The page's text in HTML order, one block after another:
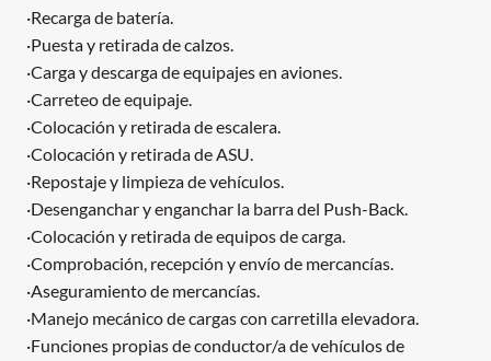
·Recarga de batería.
·Puesta y retirada de calzos.
·Carga y descarga de equipajes en aviones.
·Carreteo de equipaje.
·Colocación y retirada de escalera.
·Colocación y retirada de ASU.
·Repostaje y limpieza de vehículos.
·Desenganchar y enganchar la barra del Push-Back.
·Colocación y retirada de equipos de carga.
·Comprobación, recepción y envío de mercancías.
·Aseguramiento de mercancías.
·Manejo mecánico de cargas con carretilla elevadora.
·Funciones propias de conductor/a de vehículos de